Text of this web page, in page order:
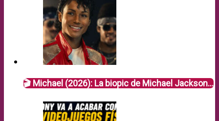
🎬 Michael (2026): La biopic de Michael Jackson…